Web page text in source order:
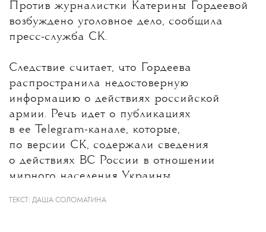
Против журналистки Катерины Гордеевой
возбуждено уголовное дело, сообщила
пресс-служба СК.
Следствие считает, что Гордеева
распространила недостоверную
информацию о действиях российской
армии. Речь идет о публикациях
в ее Telegram-канале, которые,
по версии СК, содержали сведения
о действиях ВС России в отношении
мирного населения Украины.
Какие именно материалы стали
ТЕКСТ: ДАША СОЛОМАТИНА